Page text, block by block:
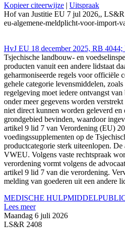
Kopieer citeerwijze | Uitspraak
Hof van Justitie EU 7 jul 2026,, LS&R
eu-algemene-meldplicht-voor-import-
HvJ EU 18 december 2025, RB
Tsjechische landbouw- en
producten vanuit een andere lidstaat
geharmoniseerde regels voor officiële
gehele categorie levensmiddelen,
regelgeving moet iedere ontvangst
onder meer gegevens worden
niet direct kunnen worden geleverd
grondgebied bevinden, waardoor
artikel 9 lid 7 van Verordening (EU)
voedingssupplementen op de
productcategorie sterk uiteenlopen.
VWEU. Volgens vaste rechtspraak
verordening vormt volgens de
artikel 9 lid 7 van die verordening.
melding van goederen uit een andere
MEDISCHE HULPMIDDEL
Lees meer
Maandag 6 juli 2026
LS&R 2408